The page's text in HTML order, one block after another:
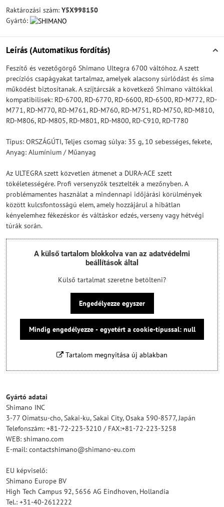
Raktározási szám: Y5X998150
Gyártó:
Leírás (Automatikus fordítás)
Feszítő és vezetőgörgő Shimano Ultegra 6700 váltóhoz. A szett
precíziós csapágyakat tartalmaz, amelyek alacsony súrlódást és sima
működést biztosítanak. A szíjtárcsák a következő Shimano váltókkal
kompatibilisek: RD-6700, RD-6770, RD-6600, RD-6500, RD-M772, RD-
M771, RD-M770, RD-M761, RD-M760, RD-M751, RD-M750, RD-M810,
RD-M806, RD-M805, RD-M801, RD-M800, RD-C910, RD-T780
Típus: ORSZÁGÚTI, Teljes csomag súlya: 35 g, 10 sebességes, fekete,
Anyag: Alumínium / Műanyag
Az ULTEGRA szett közvetlen átmenet a DURA-ACE szett
tökéletességére. Profi versenyzők tesztelték a mezőnyben. A
problémamentes használat a mindennapi időjárási körülmények
között kulcsfontosságú elem, amely hozzájárul a hibátlan
kényelemhez fékezéskor és váltáskor edzés, verseny vagy hétvégi
túrák során.
A külső tartalom blokkolva van az adatvédelmi
beállítások által
Külső tartalmat szeretne betölteni?
Engedélyezze egyszer
Mindig engedélyezze - egyetért a cookie-típussal: null
Tartalom megnyitása új ablakban
Gyártó adatai
Shimano INC
3-77 Oimatsu-cho, Sakai-ku, Sakai City, Osaka 590-8577, Japán
Telefonszám: +81-72-223-3210 / FAX:+81-72-223-3258
WEB: shimano.com
E-mail: contactshimano@shimano-eu.com
EU képviselő:
Shimano Europe BV
High Tech Campus 92, 5656 AG Eindhoven, Hollandia
Tel.: +31-40-2612222